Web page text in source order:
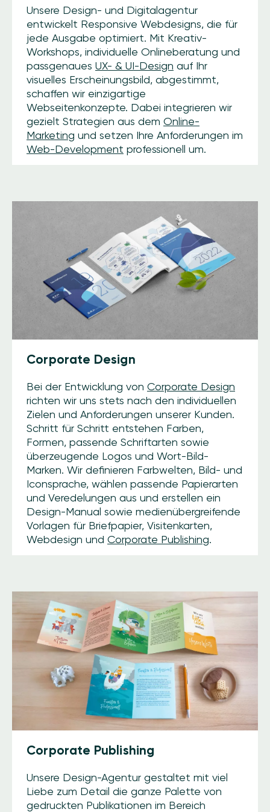
Unsere Design- und Digitalagentur
entwickelt Responsive Webdesigns, die für
jede Ausgabe optimiert. Mit Kreativ-
Workshops, individuelle Onlineberatung und
passgenaues UX- & UI-Design auf Ihr
visuelles Erscheinungsbild, abgestimmt,
schaffen wir einzigartige
Webseitenkonzepte. Dabei integrieren wir
gezielt Strategien aus dem Online-
Marketing und setzen Ihre Anforderungen im
Web-Development professionell um.
Corporate Design
Bei der Entwicklung von Corporate Design
richten wir uns stets nach den individuellen
Zielen und Anforderungen unserer Kunden.
Schritt für Schritt entstehen Farben,
Formen, passende Schriftarten sowie
überzeugende Logos und Wort-Bild-
Marken. Wir definieren Farbwelten, Bild- und
Iconsprache, wählen passende Papierarten
und Veredelungen aus und erstellen ein
Design-Manual sowie medienübergreifende
Vorlagen für Briefpapier, Visitenkarten,
Webdesign und Corporate Publishing.
Corporate Publishing
Unsere Design-Agentur gestaltet mit viel
Liebe zum Detail die ganze Palette von
gedruckten Publikationen im Bereich